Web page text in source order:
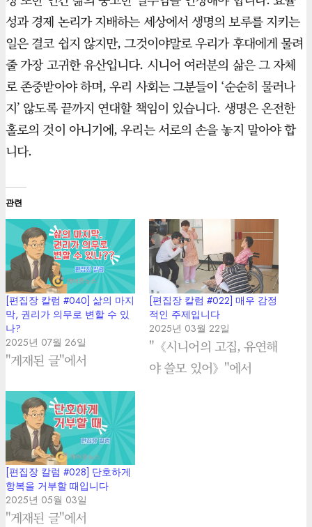
성과 경제 논리가 지배하는 세상에서 생명의 보루를 지키는
일은 결코 쉽지 않지만, 그것이야말로 우리가 후대에게 물려
줄 가장 고귀한 유산입니다. 시니어 여러분의 삶은 그 자체
로 존중받아야 하며, 우리 사회는 그분들이 ‘순순히 물러나
지’ 않도록 끝까지 연대할 책임이 있습니다. 생명은 온전한
홀로의 것이 아니기에, 우리는 서로의 손을 놓지 말아야 합
니다.
관련
[편집장 칼럼 #040] 삶의 마지
막, 권리가 의무로 변할 수 있
나?
2025년 07월 26일
"게재된 글"에서
[편집장 칼럼 #022] 매우 감정
적인 주제입니다
2025년 03월 22일
"《시니어의 고집, 유연해
야 쓸모 있어》"에서
[편집장 칼럼 #028] 단호하게
항복을 거부할 때입니다
2025년 05월 03일
"게재된 글"에서